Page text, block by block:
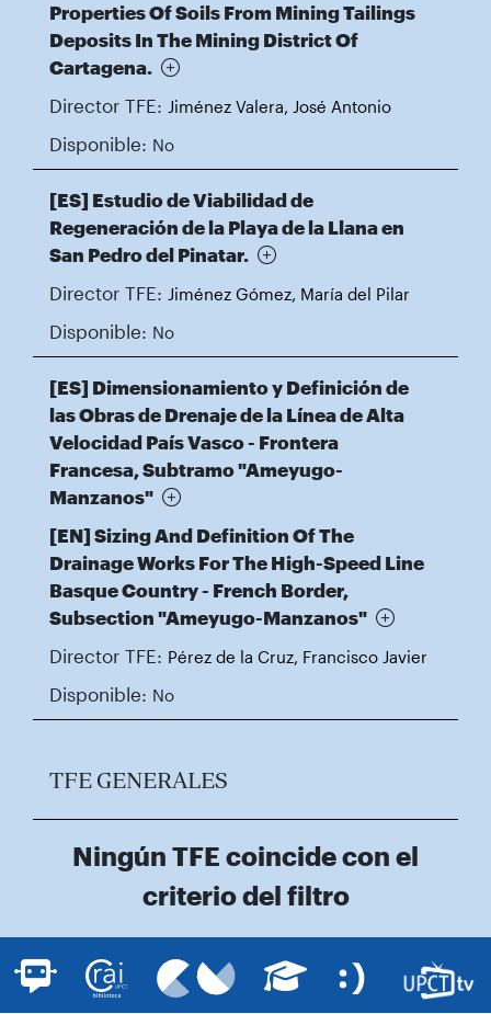
Properties Of Soils From Mining Tailings
Deposits In The Mining District Of
Cartagena.
Director TFE: Jiménez Valera, José Antonio
Disponible: No
[ES] Estudio de Viabilidad de
Regeneración de la Playa de la Llana en
San Pedro del Pinatar.
Director TFE: Jiménez Gómez, María del Pilar
Disponible: No
[ES] Dimensionamiento y Definición de
las Obras de Drenaje de la Línea de Alta
Velocidad País Vasco - Frontera
Francesa, Subtramo "Ameyugo-
Manzanos"
[EN] Sizing And Definition Of The
Drainage Works For The High-Speed Line
Basque Country - French Border,
Subsection "Ameyugo-Manzanos"
Director TFE: Pérez de la Cruz, Francisco Javier
Disponible: No
TFE GENERALES
Ningún TFE coincide con el
criterio del filtro